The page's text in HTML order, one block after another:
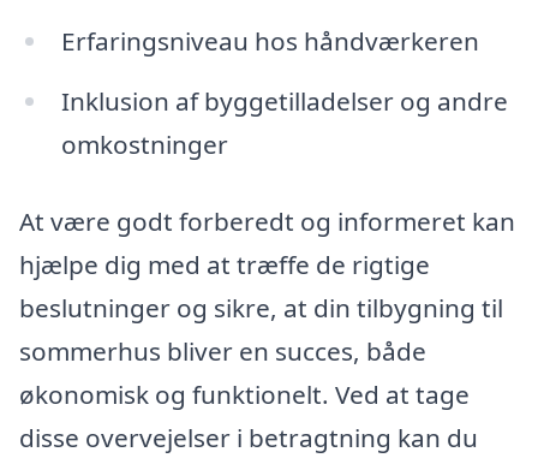
Erfaringsniveau hos håndværkeren
Inklusion af byggetilladelser og andre
omkostninger
At være godt forberedt og informeret kan
hjælpe dig med at træffe de rigtige
beslutninger og sikre, at din tilbygning til
sommerhus bliver en succes, både
økonomisk og funktionelt. Ved at tage
disse overvejelser i betragtning kan du